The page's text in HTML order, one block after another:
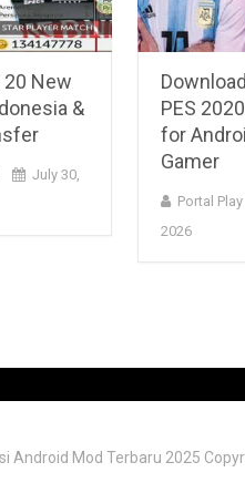
20 New
&
July 30,
PES
for
Gamer
Portal
2026
Android Mod Terbaru 2025